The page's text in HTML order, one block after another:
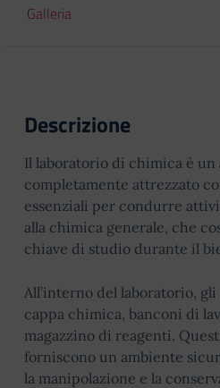
Galleria
Descrizione
Il laboratorio di chimica è un
completamente attrezzato
essenziali per condurre
alla chimica generale, che
chiave di studio durante il
All’interno del laboratorio,
cappa chimica, banconi di
magazzino di reagenti.
forniscono un ambiente
la manipolazione e la